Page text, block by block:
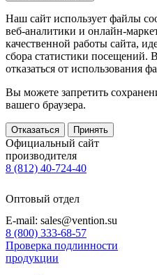
Наш сайт использует файлы
веб-аналитики и онлайн-
качественной работы сайта,
сбора статистики посещений.
отказаться от использования
Вы можете запретить
вашего браузера.
Отказаться Принять
Официальный сайт
производителя
8 (812) 40-724-40
Оптовый отдел
E-mail: sales@vention.su
8 (800) 333-68-57
Проверка подлинности
продукции